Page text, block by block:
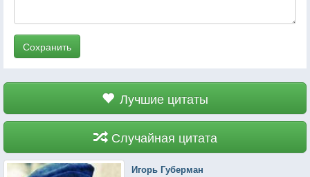
Сохранить
Лучшие цитаты
Случайная цитата
Игорь Губерман